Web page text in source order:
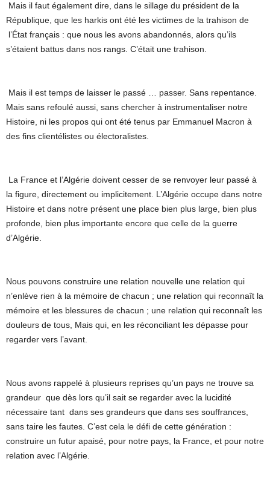
Mais il faut également dire, dans le sillage du président de la
République, que les harkis ont été les victimes de la trahison de
l’État français : que nous les avons abandonnés, alors qu’ils
s’étaient battus dans nos rangs. C’était une trahison.
Mais il est temps de laisser le passé … passer. Sans repentance.
Mais sans refoulé aussi, sans chercher à instrumentaliser notre
Histoire, ni les propos qui ont été tenus par Emmanuel Macron à
des fins clientélistes ou électoralistes.
La France et l’Algérie doivent cesser de se renvoyer leur passé à
la figure, directement ou implicitement. L’Algérie occupe dans notre
Histoire et dans notre présent une place bien plus large, bien plus
profonde, bien plus importante encore que celle de la guerre
d’Algérie.
Nous pouvons construire une relation nouvelle une relation qui
n’enlève rien à la mémoire de chacun ; une relation qui reconnaît la
mémoire et les blessures de chacun ; une relation qui reconnaît les
douleurs de tous, Mais qui, en les réconciliant les dépasse pour
regarder vers l’avant.
Nous avons rappelé à plusieurs reprises qu’un pays ne trouve sa
grandeur que dès lors qu’il sait se regarder avec la lucidité
nécessaire tant dans ses grandeurs que dans ses souffrances,
sans taire les fautes. C’est cela le défi de cette génération :
construire un futur apaisé, pour notre pays, la France, et pour notre
relation avec l’Algérie.